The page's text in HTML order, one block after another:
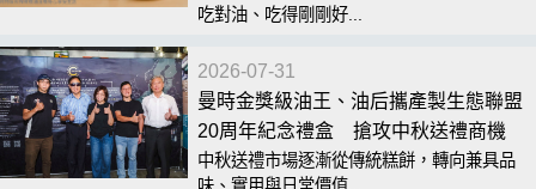
吃對油、吃得剛剛好...
2026-07-31
曼時金獎級油王、油后攜產製生態聯盟
20周年紀念禮盒 搶攻中秋送禮商機
中秋送禮市場逐漸從傳統糕餅，轉向兼具品